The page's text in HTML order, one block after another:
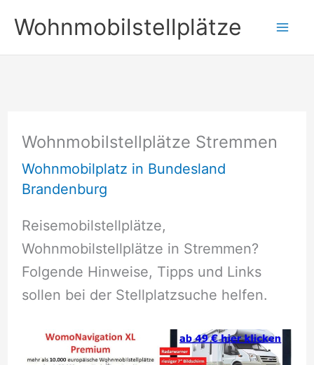
Inhalt
springen
Wohnmobilstellplätze
Wohnmobilstellplätze Stremmen
Wohnmobilplatz in Bundesland
Brandenburg
Reisemobilstellplätze,
Wohnmobilstellplätze in Stremmen?
Folgende Hinweise, Tipps und Links
sollen bei der Stellplatzsuche helfen.